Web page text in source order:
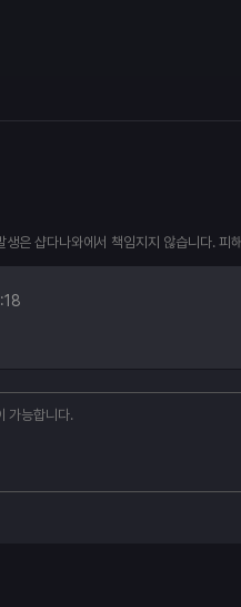
은 샵다나와에서 책임지지 않습니다. 피